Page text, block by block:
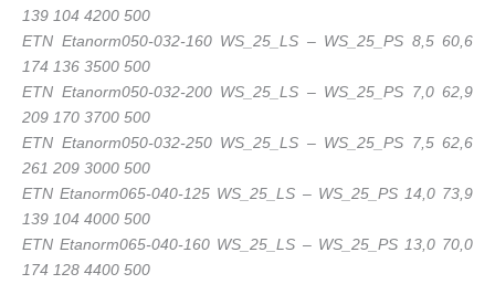
139 104 4200 500
ETN Etanorm050-032-160 WS_25_LS – WS_25_PS 8,5 60,6
174 136 3500 500
ETN Etanorm050-032-200 WS_25_LS – WS_25_PS 7,0 62,9
209 170 3700 500
ETN Etanorm050-032-250 WS_25_LS – WS_25_PS 7,5 62,6
261 209 3000 500
ETN Etanorm065-040-125 WS_25_LS – WS_25_PS 14,0 73,9
139 104 4000 500
ETN Etanorm065-040-160 WS_25_LS – WS_25_PS 13,0 70,0
174 128 4400 500